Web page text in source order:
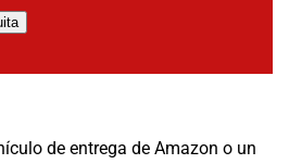
de entrega de Amazon o un